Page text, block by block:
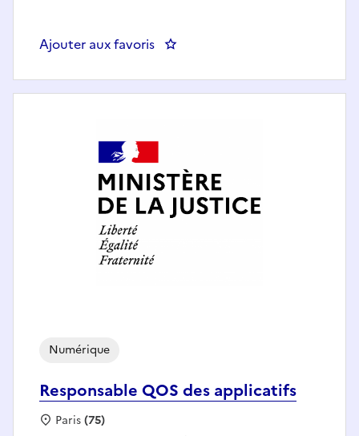
Ajouter aux favoris
Responsable QOS des applicatifs
Numérique
Localisation :
Paris(75)